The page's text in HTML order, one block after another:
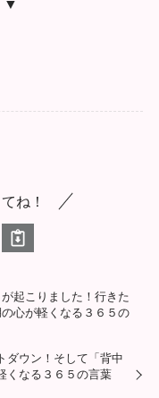
▼
ね！
起こりました！行きた
心が軽くなる３６５の
ダウン！そして「背中
くなる３６５の言葉